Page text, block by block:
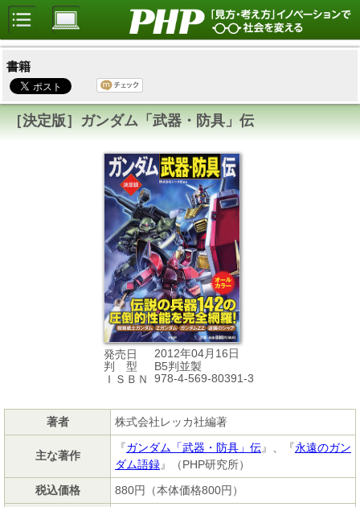
書籍
［決定版］ガンダム「武器・防具」伝
発売日
2012年04月16日
判 型
B5判並製
ＩＳＢＮ
978-4-569-80391-3
著者 株式会社レッカ社編著
主な著作
『ガンダム「武器・防具」伝』、『永遠のガン
ダム語録』（PHP研究所）
税込価格
880円（本体価格800円）